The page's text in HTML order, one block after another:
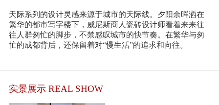
天际系列的设计灵感来源于城市的天际线。夕阳余晖洒在
繁华的都市写字楼下，威尼斯商人瓷砖设计师看着来来往
往人群匆忙的脚步，不禁感叹城市的快节奏。在繁华与匆
忙的成都背后，还保留着对“慢生活”的追求和向往。
实景展示 REAL SHOW